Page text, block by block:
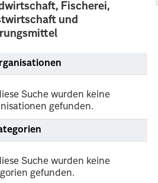
Fischerei,
und
Suche wurden keine
gefunden.
Suche wurden keine
gefunden.